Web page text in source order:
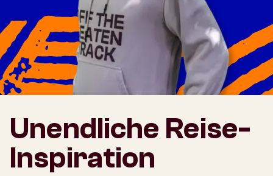
Unendliche Reise-
Inspiration